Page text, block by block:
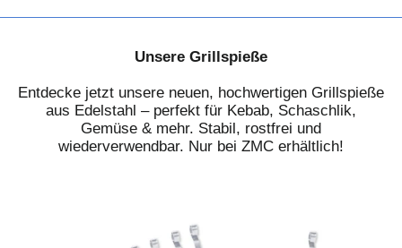
Unsere Grillspieße
Entdecke jetzt unsere neuen, hochwertigen Grillspieße
aus Edelstahl – perfekt für Kebab, Schaschlik,
Gemüse & mehr. Stabil, rostfrei und
wiederverwendbar. Nur bei ZMC erhältlich!